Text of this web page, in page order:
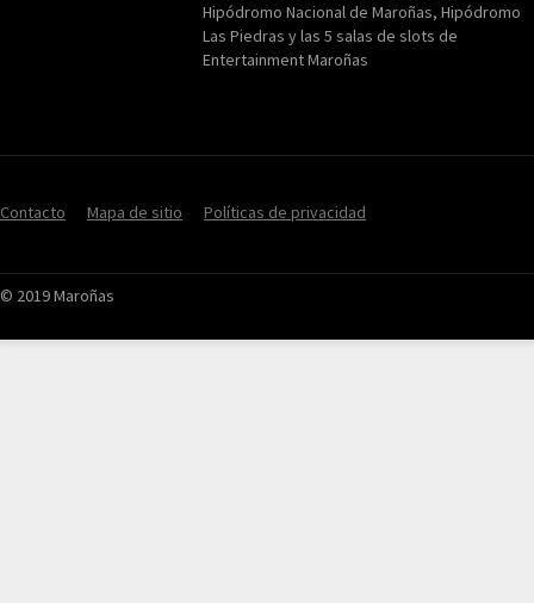
Hipódromo Nacional de Maroñas, Hipódromo
Las Piedras y las 5 salas de slots de
Entertainment Maroñas
Contacto Mapa de sitio Políticas de privacidad
© 2019 Maroñas